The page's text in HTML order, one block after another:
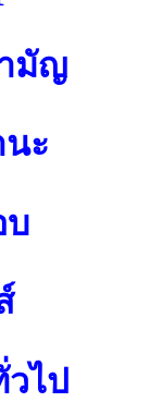
มัญ
ะ
บ
ไป